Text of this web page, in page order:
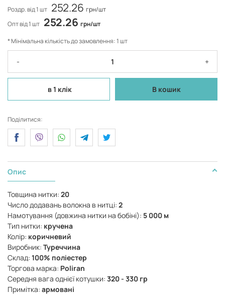
Роздр. від 1 шт 252.26 грн/шт
Опт від 1 шт 252.26 грн/шт
* Мінімальна кількість до замовлення: 1 шт
- +
в 1 клік В кошик
Поділитися:
Опис
Товщина нитки: 20
Число додавань волокна в нитці: 2
Намотування (довжина нитки на бобіні): 5 000 м
Тип нитки: кручена
Колір: коричневий
Виробник: Туреччина
Склад: 100% поліестер
Торгова марка: Poliran
Середня вага однієї котушки: 320 - 330 гр
Примітка: армовані